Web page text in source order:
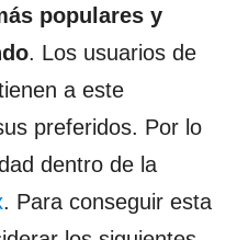
populares y
. Los usuarios de
a este
preferidos. Por lo
dentro de la
. Para conseguir esta